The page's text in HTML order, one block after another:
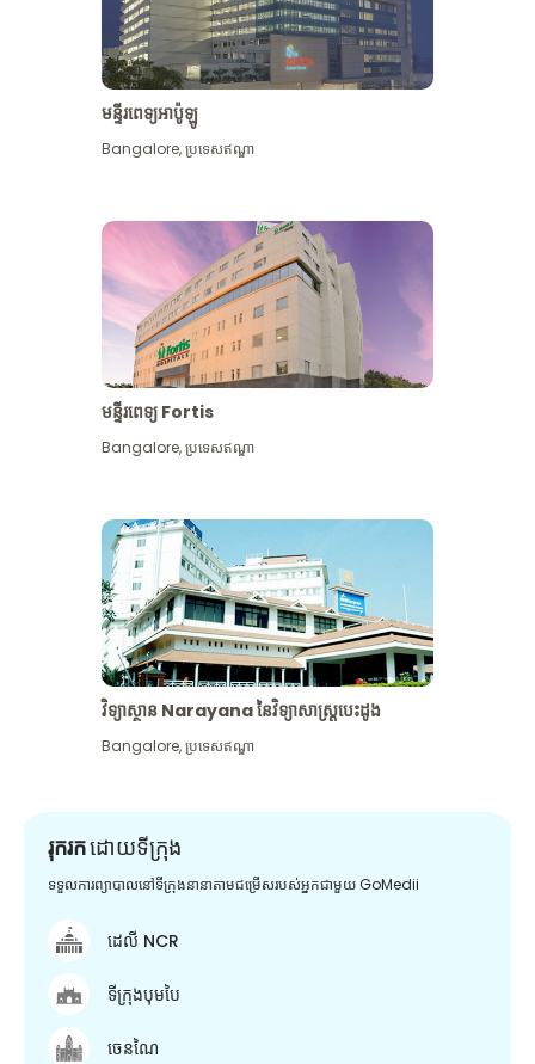
មើល​ច្រើន​ទៀត
មន្ទីរពេទ្យអាប៉ូឡូ
Bangalore,ប្រទេសឥណ្ឌា
មន្ទីរពេទ្យ Fortis
Bangalore,ប្រទេសឥណ្ឌា
វិទ្យាស្ថាន Narayana នៃវិទ្យាសាស្រ្តបេះដូង
Bangalore,ប្រទេសឥណ្ឌា
រុករកដោយទីក្រុង
ទទួលការព្យាបាលនៅទីក្រុងនានាតាមជម្រើសរបស់អ្នកជាមួយ GoMedii
ដេលី NCR
ទីក្រុងបុមបៃ
ចេនណៃ